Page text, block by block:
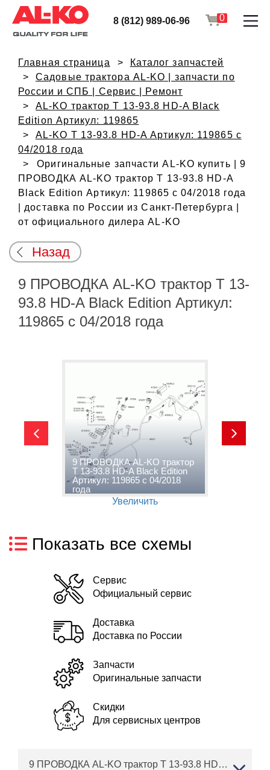
8 (812) 989-06-96 0
Главная страница
Каталог запчастей
Садовые трактора AL-KO | запчасти по
России и СПБ | Сервис | Ремонт
AL-KO трактор T 13-93.8 HD-A Black
Edition Артикул: 119865
AL-KO T 13-93.8 HD-A Артикул: 119865 с
04/2018 года
Оригинальные запчасти AL-KO купить | 9
ПРОВОДКА AL-KO трактор T 13-93.8 HD-A
Black Edition Артикул: 119865 с 04/2018 года
| доставка по России из Санкт-Петербурга |
от официального дилера AL-KO
Назад
9 ПРОВОДКА AL-KO трактор T 13-
93.8 HD-A Black Edition Артикул:
119865 с 04/2018 года
9 ПРОВОДКА AL-KO трактор
T 13-93.8 HD-A Black Edition
Артикул: 119865 с 04/2018
года
Увеличить
Показать все схемы
Сервис
Официальный сервис
Доставка
Доставка по России
Запчасти
Оригинальные запчасти
Скидки
Для сервисных центров
9 ПРОВОДКА AL-KO трактор T 13-93.8 HD-A Black Edition Артикул: 119865 с 04/2018 года